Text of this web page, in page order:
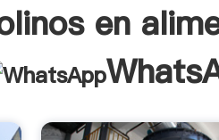
en